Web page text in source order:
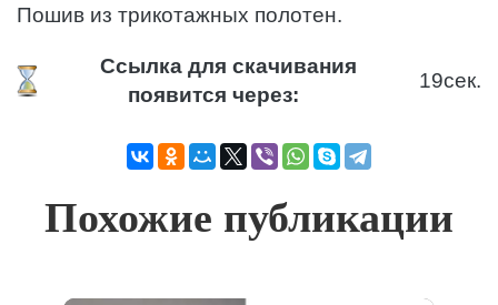
Пошив из трикотажных полотен.
Ссылка для скачивания
появится через:
19сек.
Похожие публикации